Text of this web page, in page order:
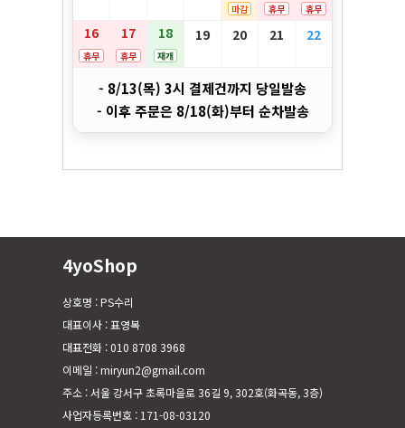
마감 휴무 휴무
16
휴무
17
휴무
18
재개
19 20 21 22
- 8/13(목) 3시 결제건까지 당일발송
- 이후 주문은 8/18(화)부터 순차발송
4yoShop
상호명 : PS수리
대표이사 : 표영복
대표전화 : 010 8708 3968
이메일 : miryun2@gmail.com
주소 : 서울 강서구 초록마을로 36길 9, 302호(화곡동, 3층)
사업자등록번호 : 171-08-03120